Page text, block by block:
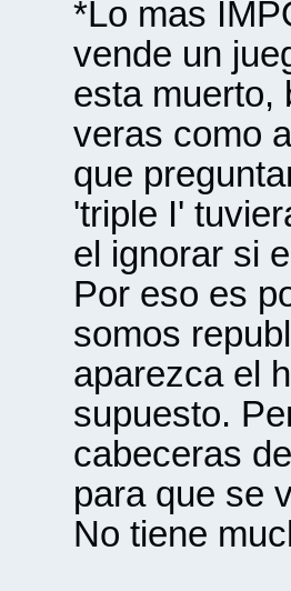
*Lo mas
vende un
esta muerto,
veras como
que
'triple I'
el ignorar si
Por eso es
somos
aparezca el
supuesto.
cabeceras
para que se
No tiene